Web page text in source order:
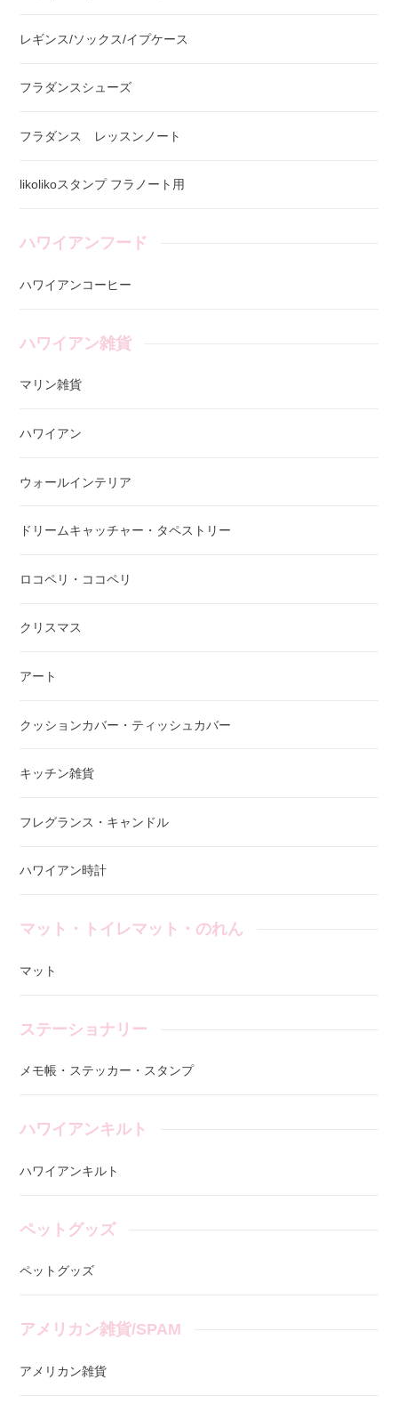
レギンス/ソックス/イプケース
フラダンスシューズ
フラダンス レッスンノート
likolikoスタンプ フラノート用
ハワイアンフード
ハワイアンコーヒー
ハワイアン雑貨
マリン雑貨
ハワイアン
ウォールインテリア
ドリームキャッチャー・タペストリー
ロコペリ・ココペリ
クリスマス
アート
クッションカバー・ティッシュカバー
キッチン雑貨
フレグランス・キャンドル
ハワイアン時計
マット・トイレマット・のれん
マット
ステーショナリー
メモ帳・ステッカー・スタンプ
ハワイアンキルト
ハワイアンキルト
ペットグッズ
ペットグッズ
アメリカン雑貨/SPAM
アメリカン雑貨